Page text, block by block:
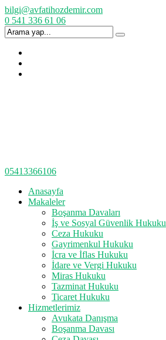
bilgi@avfatihozdemir.com
0 541 336 61 06
05413366106
Anasayfa
Makaleler
Boşanma Davaları
İş ve Sosyal Güvenlik Hukuku
Ceza Hukuku
Gayrimenkul Hukuku
İcra ve İflas Hukuku
İdare ve Vergi Hukuku
Miras Hukuku
Tazminat Hukuku
Ticaret Hukuku
Hizmetlerimiz
Avukata Danışma
Boşanma Davası